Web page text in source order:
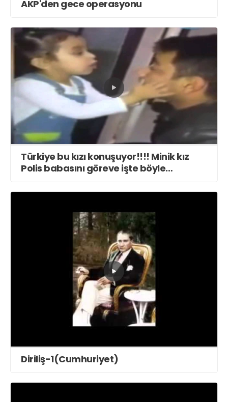
AKP'den gece operasyonu
Türkiye bu kızı konuşuyor!!!! Minik kız
Polis babasını göreve işte böyle
Diriliş-1(Cumhuriyet)